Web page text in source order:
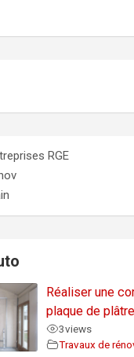
RGE
Réaliser une
plaque de plâtre
3views
Travaux de